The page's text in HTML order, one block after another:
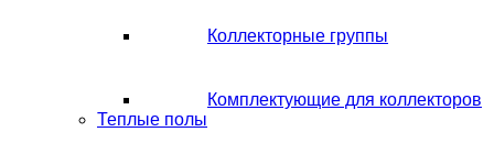
Коллекторные группы
Комплектующие для коллекторов
Теплые полы